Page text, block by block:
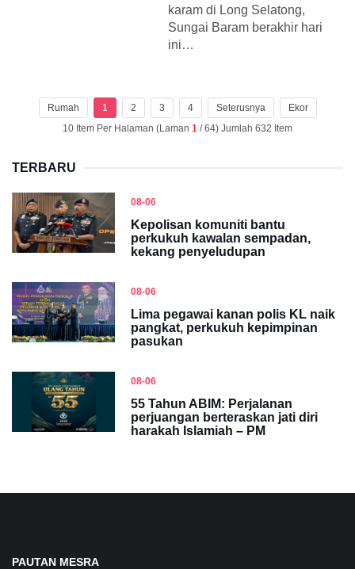
karam di Long Selatong,
Sungai Baram berakhir hari
ini…
Rumah 1 2 3 4 Seterusnya
Ekor
10 Item Per Halaman (Laman 1 / 64) Jumlah 632 Item
TERBARU
08-06
Kepolisan komuniti bantu
perkukuh kawalan sempadan,
kekang penyeludupan
08-06
Lima pegawai kanan polis KL naik
pangkat, perkukuh kepimpinan
pasukan
08-06
55 Tahun ABIM: Perjalanan
perjuangan berteraskan jati diri
harakah Islamiah – PM
PAUTAN MESRA